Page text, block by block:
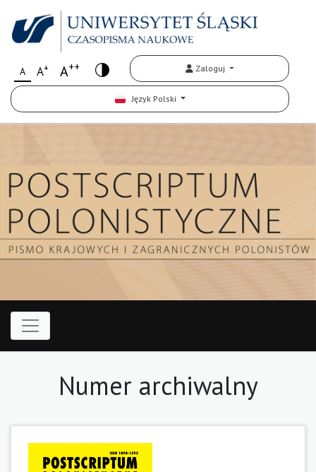
A A+ A++ Zaloguj
Język Polski
Numer archiwalny